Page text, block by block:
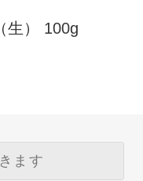
生） 100g
ます